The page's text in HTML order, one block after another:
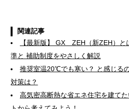
関連記事
【最新版】 GX ZEH（新ZEH）
準と 補助制度をやさしく解説
推奨室温20℃でも寒い？ と感じる
対策は？
高気密高断熱な省エネ住宅を建て